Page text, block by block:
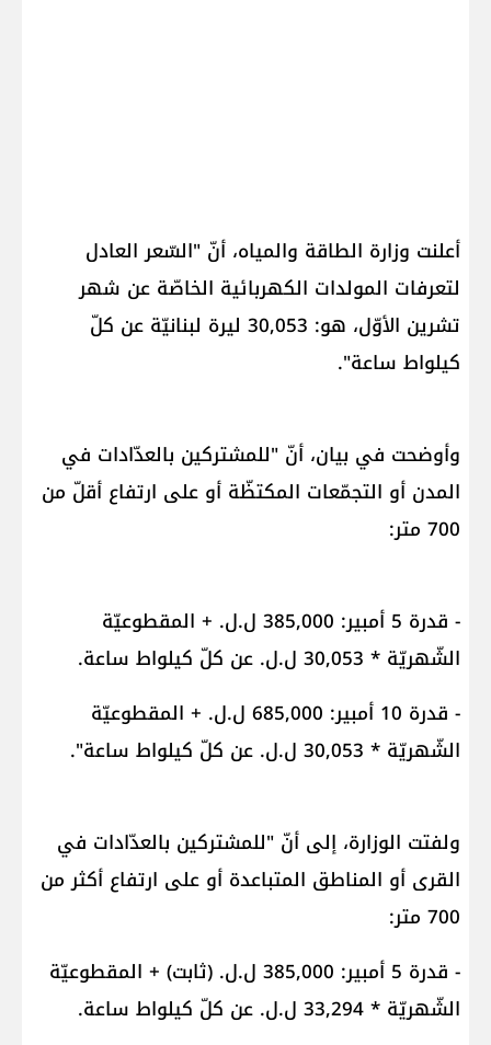
أعلنت ​وزارة الطاقة والمياه​، أنّ "السّعر العادل
لتعرفات المولدات الكهربائية الخاصّة عن شهر
تشرين الأوّل، هو: 30,053 ليرة لبنانيّة عن كلّ
كيلواط ساعة".
وأوضحت في بيان، أنّ "للمشتركين بالعدّادات في
المدن أو التجمّعات المكتظّة أو على ارتفاع أقلّ من
700 متر:
- قدرة 5 أمبير: 385,000 ل.ل. + المقطوعيّة
الشّهريّة * 30,053 ل.ل. عن كلّ كيلواط ساعة.
- قدرة 10 أمبير: 685,000 ل.ل. + المقطوعيّة
الشّهريّة * 30,053 ل.ل. عن كلّ كيلواط ساعة".
ولفتت الوزارة، إلى أنّ "للمشتركين بالعدّادات في
القرى أو المناطق المتباعدة أو على ارتفاع أكثر من
700 متر:
- قدرة 5 أمبير: 385,000 ل.ل. (ثابت) + المقطوعيّة
الشّهريّة * 33,294 ل.ل. عن كلّ كيلواط ساعة.